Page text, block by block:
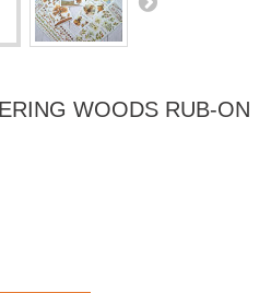
WOODS RUB-ON